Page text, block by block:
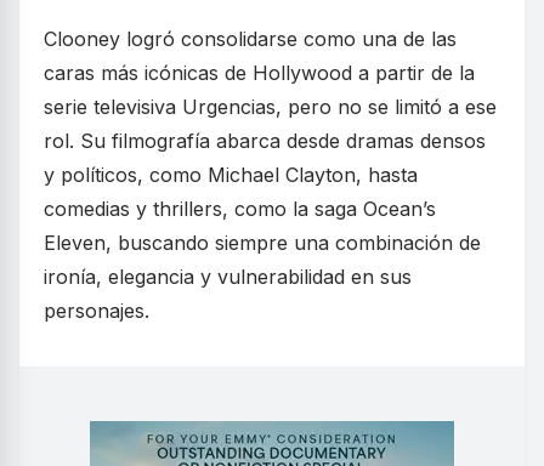
Clooney logró consolidarse como una de las
caras más icónicas de Hollywood a partir de la
serie televisiva Urgencias, pero no se limitó a ese
rol. Su filmografía abarca desde dramas densos
y políticos, como Michael Clayton, hasta
comedias y thrillers, como la saga Ocean’s
Eleven, buscando siempre una combinación de
ironía, elegancia y vulnerabilidad en sus
personajes.